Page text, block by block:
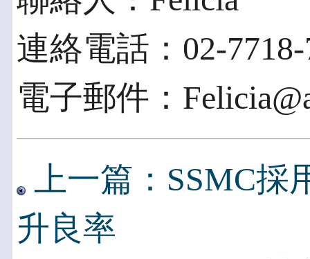
連絡電話：02-7718-
電子郵件：
上一篇：SSMC採
升良率